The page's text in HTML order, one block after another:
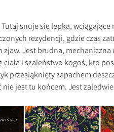
snuje się lepka, wciągające
rezydencji, gdzie czas
Jest brudna, mechaniczna
i szaleństwo kogoś, kto
przesiąknięty zapachem
jest tu końcem. Jest